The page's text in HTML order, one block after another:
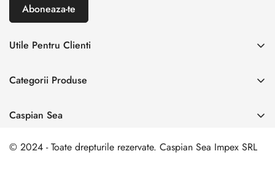
Aboneaza-te
Utile Pentru Clienti
Creaza cont
Autentificare cont
Contact
Categorii Produse
Incaltaminte Dama
Incaltaminte Barbati
Caspian Sea
© 2024 - Toate drepturile rezervate. Caspian Sea Impex SRL